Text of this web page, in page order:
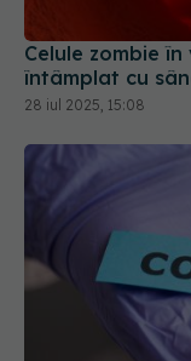
Celule zombie
întâmplat cu
28 iul 2025, 15:08